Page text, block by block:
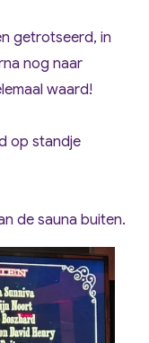
getrotseerd, in
nog naar
waard!
op standje
de sauna buiten.